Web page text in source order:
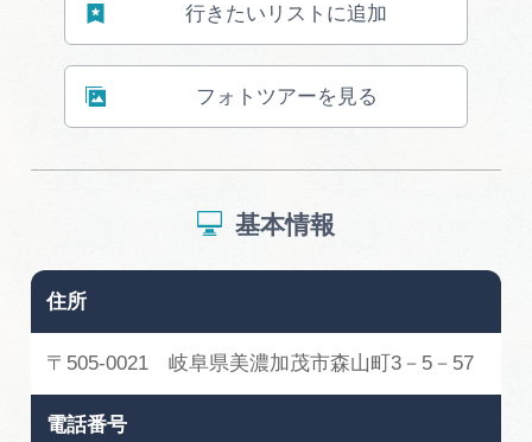
広告掲載
サイトポリシー
行きたいリストに追加
フォトツアーを見る
基本情報
住所
〒505-0021 岐阜県美濃加茂市森山町3－5－57
電話番号